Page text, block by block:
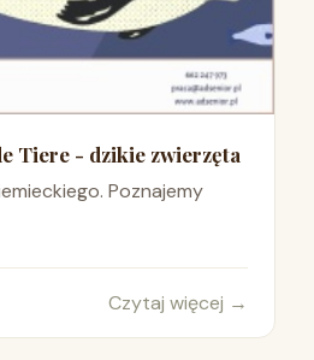
Tiere - dzikie zwierzęta
Poznajemy
Czytaj więcej →